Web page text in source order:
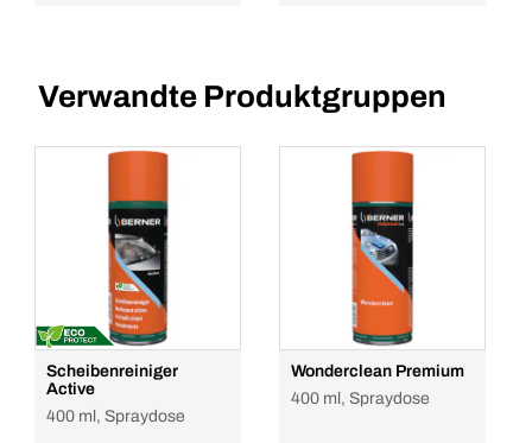
Verwandte Produktgruppen
Scheibenreiniger
Active
400 ml, Spraydose
Wonderclean Premium
400 ml, Spraydose